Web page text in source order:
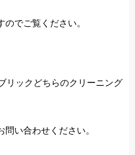
でご覧ください。
リックどちらのクリーニング
い合わせください。